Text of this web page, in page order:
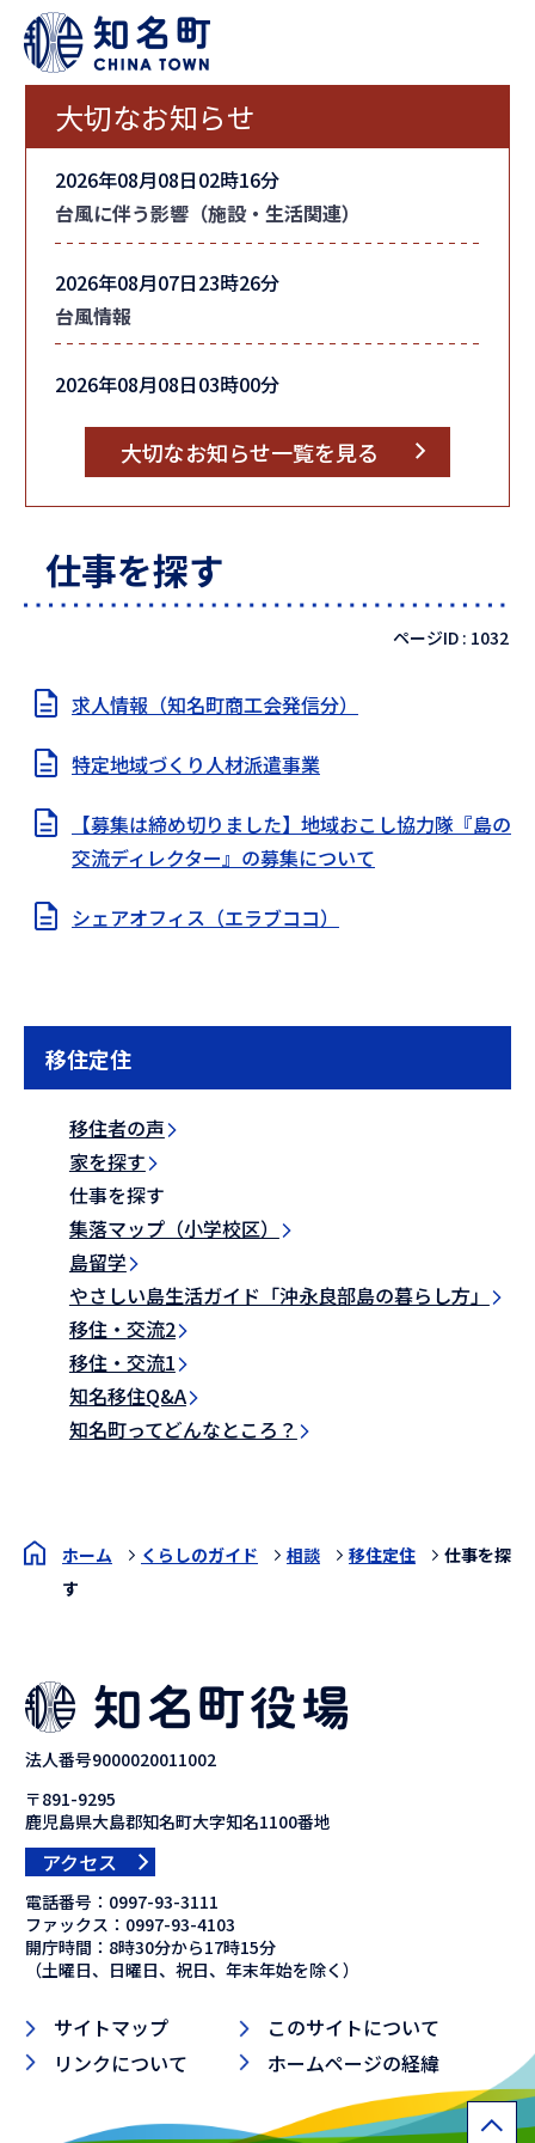
大切なお知らせ
2026年08月08日02時16分
台風に伴う影響（施設・生活関連）
2026年08月07日23時26分
台風情報
2026年08月08日03時00分
大切なお知らせ一覧を見る
仕事を探す
ページID : 1032
求人情報（知名町商工会発信分）
特定地域づくり人材派遣事業
【募集は締め切りました】地域おこし協力隊『島の
交流ディレクター』の募集について
シェアオフィス（エラブココ）
移住定住
移住者の声
家を探す
仕事を探す
集落マップ（小学校区）
島留学
やさしい島生活ガイド「沖永良部島の暮らし方」
移住・交流2
移住・交流1
知名移住Q&A
知名町ってどんなところ？
ホーム くらしのガイド 相談 移住定住
仕事を探
す
法人番号9000020011002
〒891-9295
鹿児島県大島郡知名町大字知名1100番地
アクセス
電話番号： 0997-93-3111
ファックス： 0997-93-4103
開庁時間：8時30分から17時15分
（土曜日、日曜日、祝日、年末年始を除く）
サイトマップ
このサイトについて
リンクについて
ホームページの経緯